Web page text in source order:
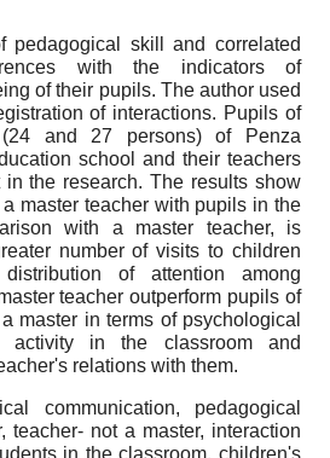
pedagogical skill and correlated
with the indicators of
of their pupils. The author used
of interactions. Pupils of
(24 and 27 persons) of Penza
school and their teachers
in the research. The results show
master teacher with pupils in the
with a master teacher, is
number of visits to children
of attention among
teacher outperform pupils of
master in terms of psychological
activity in the classroom and
relations with them.
communication, pedagogical
teacher- not a master, interaction
in the classroom, children's